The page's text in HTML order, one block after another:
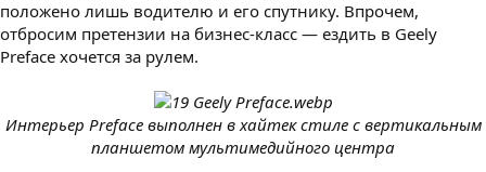
положено лишь водителю и его спутнику. Впрочем,
отбросим претензии на бизнес-класс — ездить в Geely
Preface хочется за рулем.
Интерьер Preface выполнен в хайтек стиле с вертикальным
планшетом мультимедийного центра